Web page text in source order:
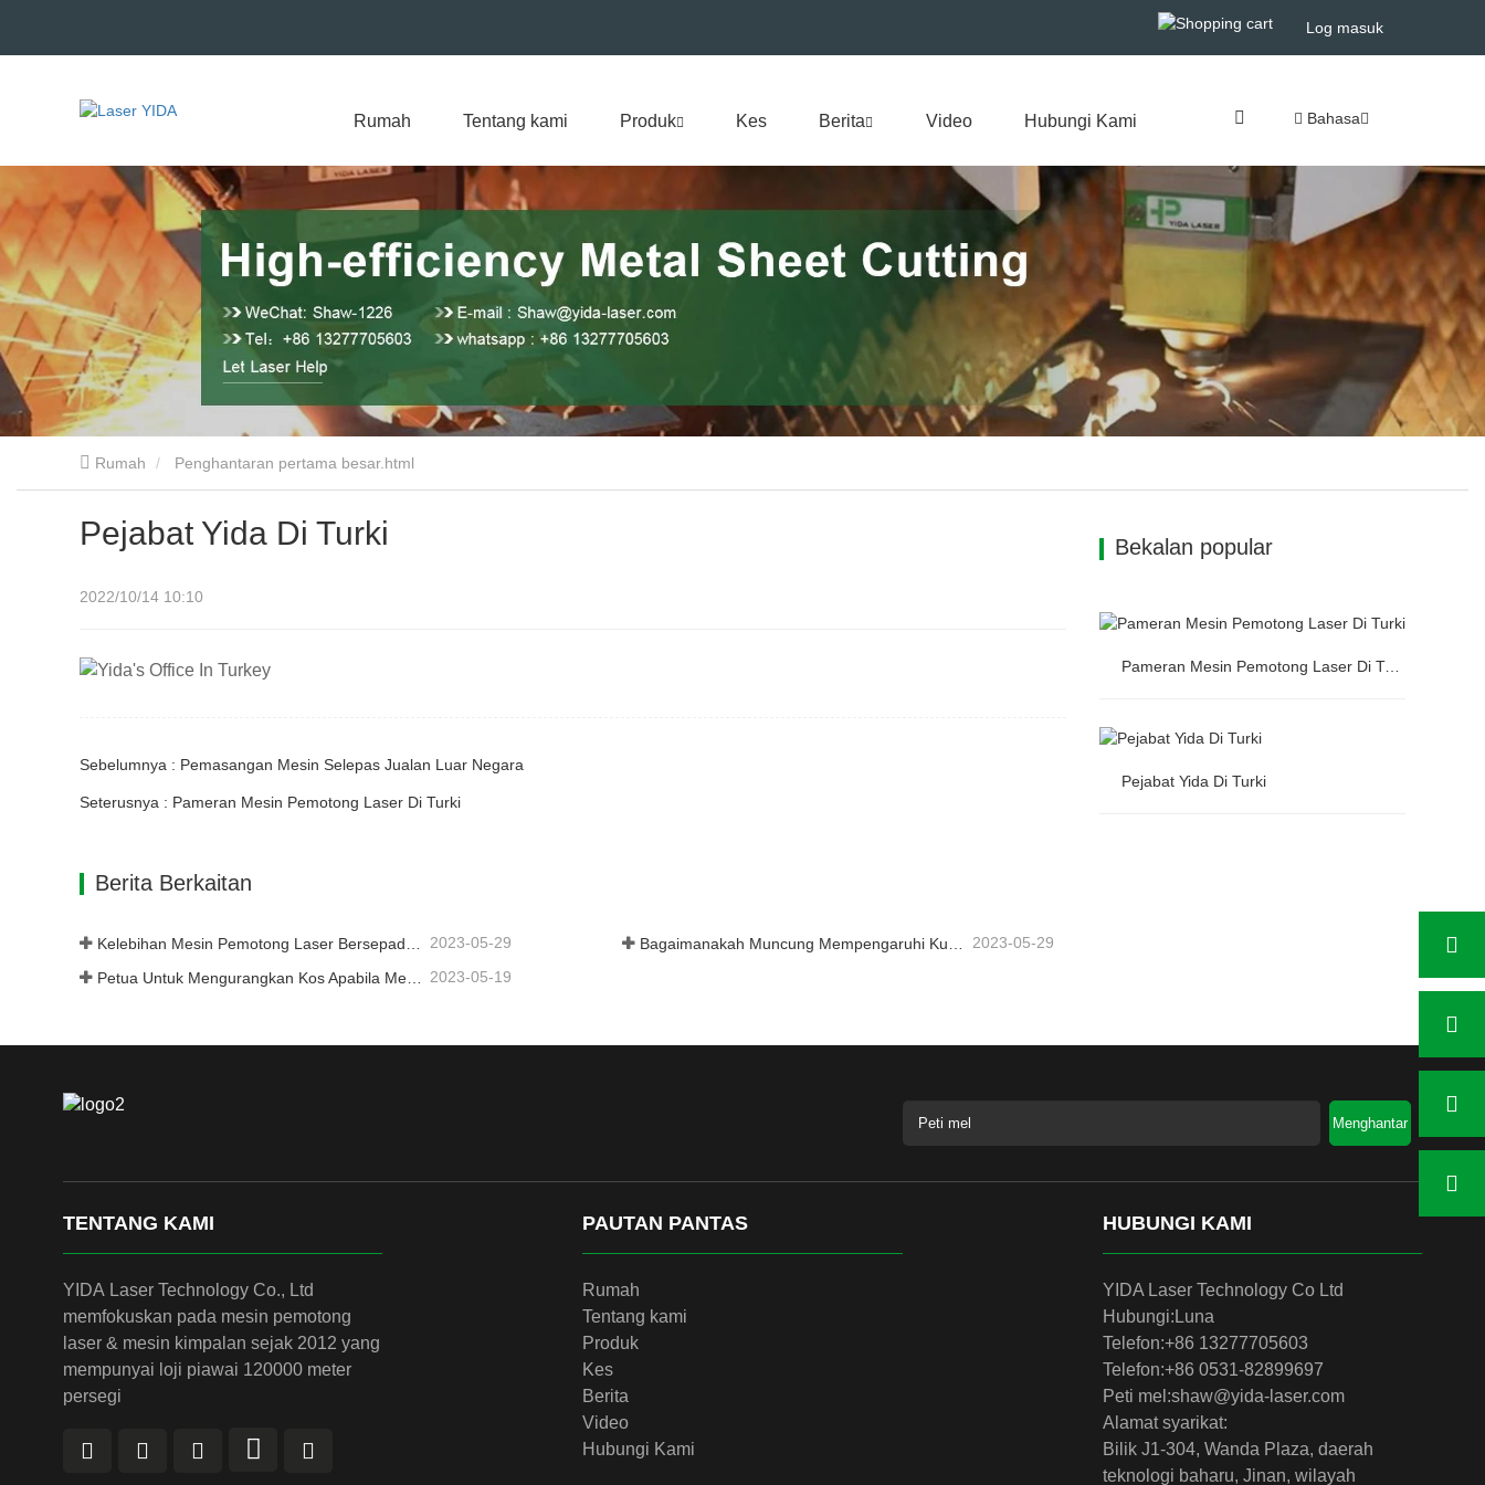
Log masuk
Rumah Tentang kami Produk Kes Berita Video Hubungi Kami Bahasa
Rumah Penghantaran pertama besar.html
Pejabat Yida Di Turki
2022/10/14 10:10
Sebelumnya : Pemasangan Mesin Selepas Jualan Luar Negara
Seterusnya : Pameran Mesin Pemotong Laser Di Turki
Berita Berkaitan
2023-05-29 2023-05-29
Petua Untuk Mengurangkan Kos Apabila Menggunakan Mesin Pemotong Laser 2023-05-19
Bekalan popular
Pameran Mesin Pemotong Laser Di Turki
Pameran Mesin Pemotong Laser Di
Pejabat Yida Di Turki
Menghantar
TENTANG KAMI
YIDA Laser Technology Co., Ltd
memfokuskan pada mesin pemotong
laser & mesin kimpalan sejak 2012 yang
mempunyai loji piawai 120000 meter
persegi
PAUTAN PANTAS
Rumah
Tentang kami
Produk
Kes
Berita
Video
Hubungi Kami
HUBUNGI KAMI
YIDA Laser Technology Co Ltd
Hubungi: Luna
Telefon:+86 13277705603
Telefon:+86 0531-82899697
Peti mel:shaw@yida-laser.com
Alamat syarikat:
Bilik J1-304, Wanda Plaza, daerah
teknologi baharu, Jinan, wilayah